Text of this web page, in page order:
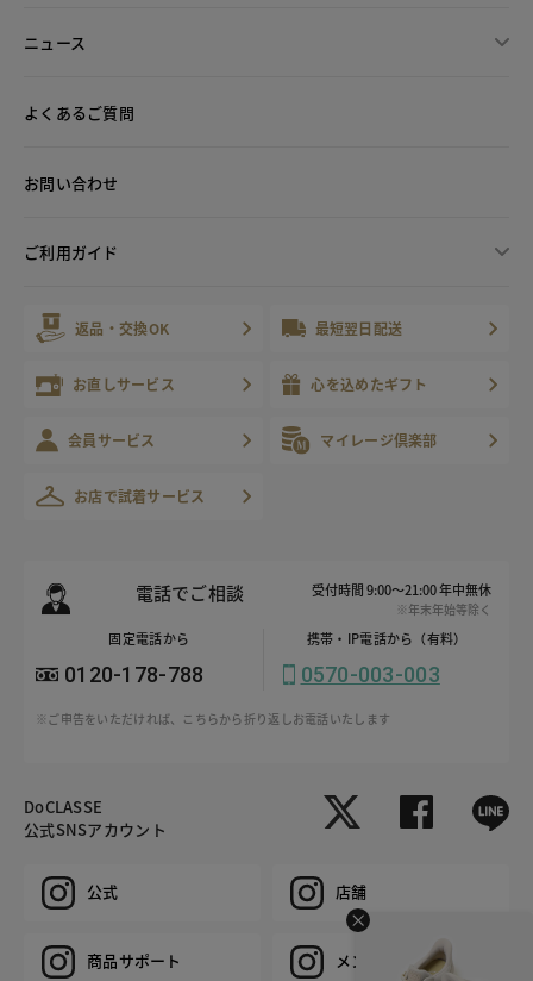
ニュース
よくあるご質問
お問い合わせ
ご利用ガイド
返品・交換OK 最短翌日配送
お直しサービス 心を込めたギフト
会員サービス マイレージ倶楽部
お店で試着サービス
電話でご相談 受付時間 9:00～21:00 年中無休
※年末年始等除く
固定電話から
0120-178-788
携帯・IP電話から（有料）
0570-003-003
※ご申告をいただければ、こちらから折り返しお電話いたします
DoCLASSE
公式SNSアカウント
公式 店舗
商品サポート メンズ